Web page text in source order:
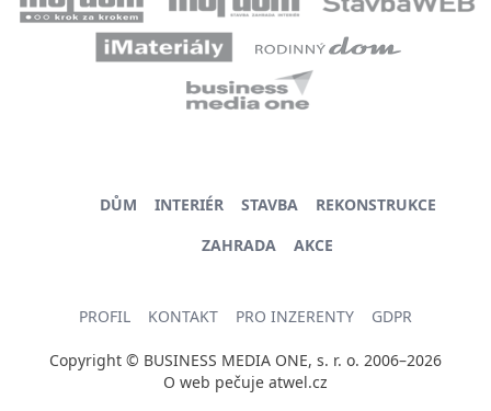
DŮM INTERIÉR STAVBA
REKONSTRUKCE
ZAHRADA
AKCE
PROFIL KONTAKT PRO INZERENTY GDPR
Copyright © BUSINESS MEDIA ONE, s. r. o. 2006–2026